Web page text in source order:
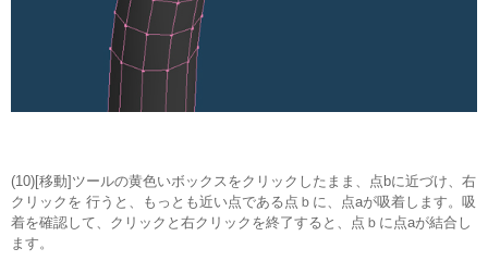
(10)[移動]ツールの黄色いボックスをクリックしたまま、点bに近づけ、右
クリックを 行うと、もっとも近い点である点ｂに、点aが吸着します。吸
着を確認して、クリックと右クリックを終了すると、点ｂに点aが結合し
ます。